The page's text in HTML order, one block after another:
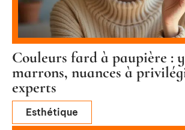
Couleurs fard à paupière :
marrons, nuances à
experts
Esthétique